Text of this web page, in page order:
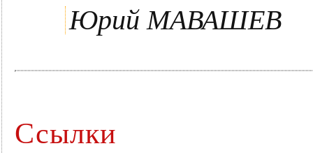
Юрий МАВАШЕВ
Ссылки